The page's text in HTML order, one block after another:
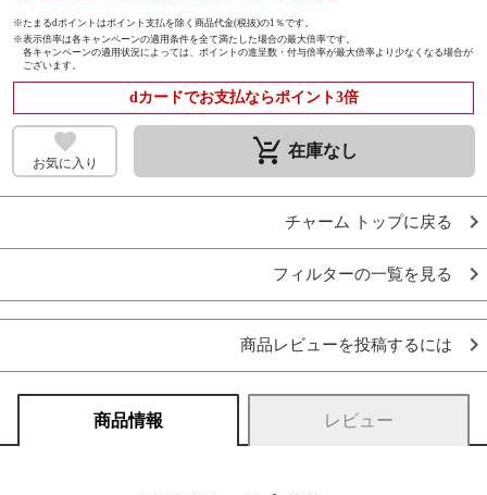
※たまるdポイントはポイント支払を除く商品代金(税抜)の1％です。
※表示倍率は各キャンペーンの適用条件を全て満たした場合の最大倍率です。
各キャンペーンの適用状況によっては、ポイントの進呈数・付与倍率が最大倍率より少なくなる場合が
ございます。
dカードでお支払ならポイント3倍
お気に入り remove_shopping_cart 在庫なし
チャーム トップに戻る
フィルターの一覧を見る
商品レビューを投稿するには
商品情報 レビュー